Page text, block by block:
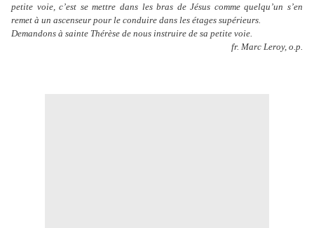
petite voie, c’est se mettre dans les bras de Jésus comme quelqu’un s’en
remet à un ascenseur pour le conduire dans les étages supérieurs.
Demandons à sainte Thérèse de nous instruire de sa petite voie.
fr. Marc Leroy, o.p.